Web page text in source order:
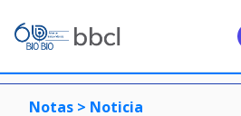
Notas > Noticia